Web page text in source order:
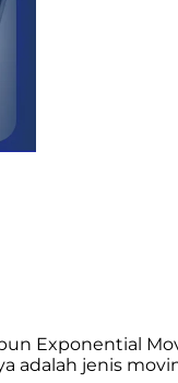
Exponential
adalah jenis